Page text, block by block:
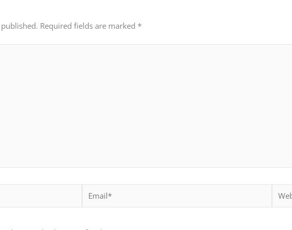
Required fields are marked *
Email*